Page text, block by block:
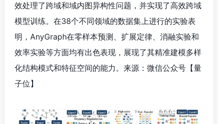
效处理了跨域和域内图异构性问题，并实现了高效跨域
模型训练。在38个不同领域的数据集上进行的实验表
明，AnyGraph在零样本预测、扩展定律、消融实验和
效率实验等方面均有出色表现，展现了其精准建模多样
化结构模式和特征空间的能力。来源：微信公众号【量
子位】